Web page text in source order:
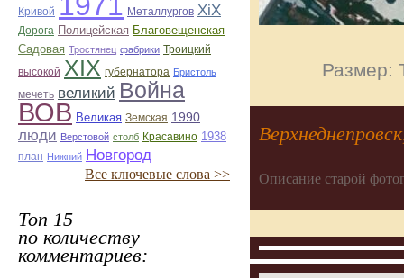
Кривой Металлургов ХiХ
Дорога Полицейская Благовещенская
Садовая Тростянец фабрики Троицкий
высокой ХІХ губернатора Бристоль
мечеть великий Война
ВОВ Великая Земская 1990
люди Верстовой столб Красавино 1938
план Нижний Новгород
Все ключевые слова >>
Топ 15
по количеству
комментариев:
Размер:
Описание старой